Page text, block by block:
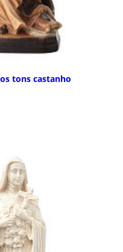
tons castanho